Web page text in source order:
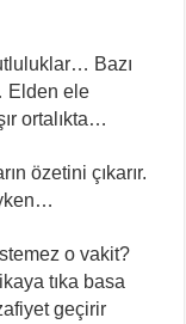
Bazı
Elden ele
ortalıkta…
özetini çıkarır.
o vakit?
tıka basa
geçirir